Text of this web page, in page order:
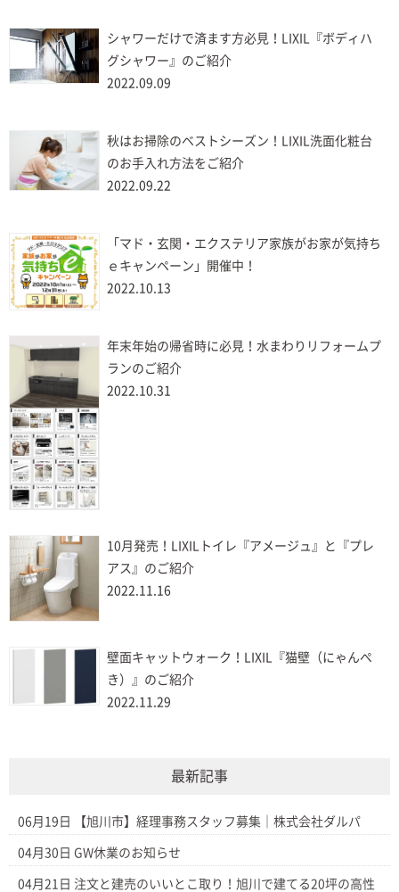
シャワーだけで済ます方必見！LIXIL『ボディハ
グシャワー』のご紹介
2022.09.09
秋はお掃除のベストシーズン！LIXIL洗面化粧台
のお手入れ方法をご紹介
2022.09.22
「マド・玄関・エクステリア家族がお家が気持ち
ｅキャンペーン」開催中！
2022.10.13
年末年始の帰省時に必見！水まわりリフォームプ
ランのご紹介
2022.10.31
10月発売！LIXILトイレ『アメージュ』と『プレ
アス』のご紹介
2022.11.16
壁面キャットウォーク！LIXIL『猫壁（にゃんぺ
き）』のご紹介
2022.11.29
最新記事
06月19日 【旭川市】経理事務スタッフ募集｜株式会社ダルパ
04月30日 GW休業のお知らせ
04月21日 注文と建売のいいとこ取り！旭川で建てる20坪の高性